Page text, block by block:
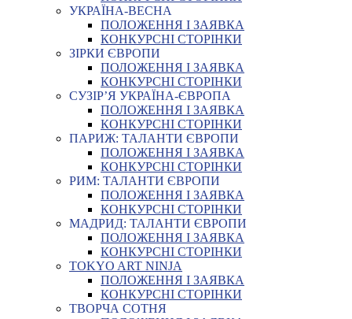
УКРАЇНА-ВЕСНА
ПОЛОЖЕННЯ І ЗАЯВКА
КОНКУРСНІ СТОРІНКИ
ЗІРКИ ЄВРОПИ
ПОЛОЖЕННЯ І ЗАЯВКА
КОНКУРСНІ СТОРІНКИ
СУЗІР’Я УКРАЇНА-ЄВРОПА
ПОЛОЖЕННЯ І ЗАЯВКА
КОНКУРСНІ СТОРІНКИ
ПАРИЖ: ТАЛАНТИ ЄВРОПИ
ПОЛОЖЕННЯ І ЗАЯВКА
КОНКУРСНІ СТОРІНКИ
РИМ: ТАЛАНТИ ЄВРОПИ
ПОЛОЖЕННЯ І ЗАЯВКА
КОНКУРСНІ СТОРІНКИ
МАДРИД: ТАЛАНТИ ЄВРОПИ
ПОЛОЖЕННЯ І ЗАЯВКА
КОНКУРСНІ СТОРІНКИ
TOKYO ART NINJA
ПОЛОЖЕННЯ І ЗАЯВКА
КОНКУРСНІ СТОРІНКИ
ТВОРЧА СОТНЯ